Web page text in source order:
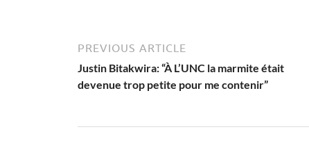
PREVIOUS ARTICLE
Justin Bitakwira: “À L’UNC la marmite était
devenue trop petite pour me contenir”